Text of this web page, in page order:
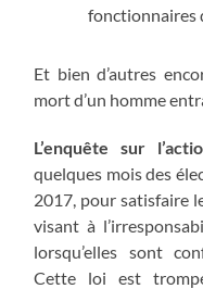
fonctionnaires
Et bien d’autres
mort d’un homme
L’enquête sur
quelques mois des
2017, pour satisfaire
visant à
lorsqu’elles sont
Cette loi est